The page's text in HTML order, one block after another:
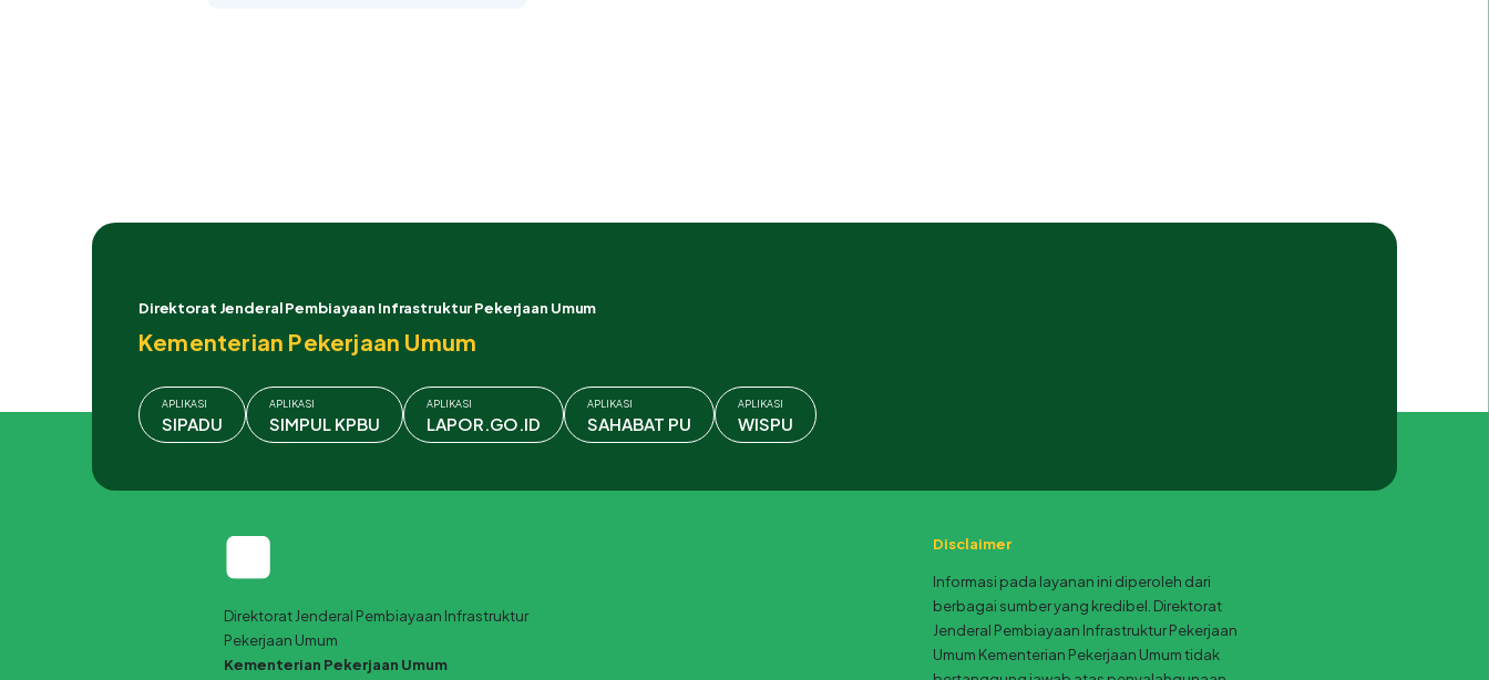
Direktorat Jenderal Pembiayaan Infrastruktur Pekerjaan Umum
Kementerian Pekerjaan Umum
APLIKASI
SIPADU
APLIKASI
SIMPUL KPBU
APLIKASI
LAPOR.GO.ID
APLIKASI
SAHABAT PU
APLIKASI
WISPU
Direktorat Jenderal Pembiayaan Infrastruktur
Pekerjaan Umum
Kementerian Pekerjaan Umum
Disclaimer
Informasi pada layanan ini diperoleh dari
berbagai sumber yang kredibel. Direktorat
Jenderal Pembiayaan Infrastruktur Pekerjaan
Umum Kementerian Pekerjaan Umum tidak